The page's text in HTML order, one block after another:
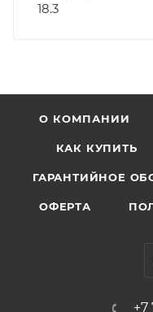
18.3
О КОМПАНИИ
КАК КУПИТЬ
ГАРАНТИЙНОЕ
ОФЕРТА
+7